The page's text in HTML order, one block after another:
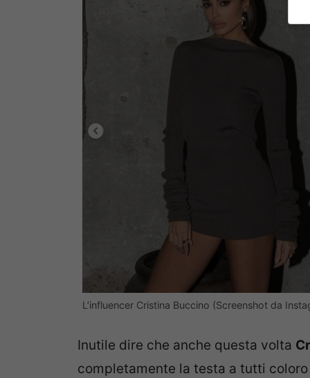
L’influencer Cristina Buccino (Screenshot da
Inutile dire che anche questa volta
completamente la testa a tutti coloro